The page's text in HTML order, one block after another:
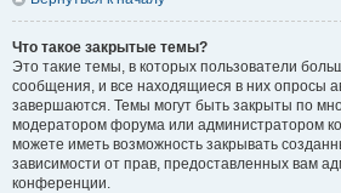
Что такое закрытые темы?
Это такие темы, в которых пользователи
сообщения, и все находящиеся в них опросы
завершаются. Темы могут быть закрыты по
модератором форума или администратором
можете иметь возможность закрывать
зависимости от прав, предоставленных вам
конференции.